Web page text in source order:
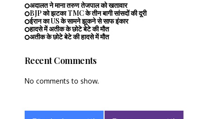
अदालत ने माना तरुण तेजपाल को खतावार
BJP को झटका TMC के तीन बागी सांसदों की दूरी
ईरान का US के सामने झुकने से साफ इंकार
हादसे में अतीक के छोटे बेटे की मौत
अतीक के छोटे बेटे की हादसे में मौत
Recent Comments
No comments to show.